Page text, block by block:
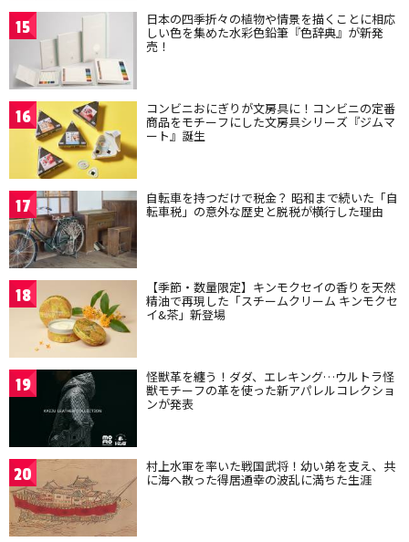
15 日本の四季折々の植物や情景を描くことに相応
しい色を集めた水彩色鉛筆『色辞典』が新発
売！
16 コンビニおにぎりが文房具に！コンビニの定番
商品をモチーフにした文房具シリーズ『ジムマ
ート』誕生
17 自転車を持つだけで税金？ 昭和まで続いた「自
転車税」の意外な歴史と脱税が横行した理由
18 【季節・数量限定】キンモクセイの香りを天然
精油で再現した「スチームクリーム キンモクセ
イ&茶」新登場
19 怪獣革を纏う！ダダ、エレキング…ウルトラ怪
獣モチーフの革を使った新アパレルコレクショ
ンが発表
20 村上水軍を率いた戦国武将！幼い弟を支え、共
に海へ散った得居通幸の波乱に満ちた生涯